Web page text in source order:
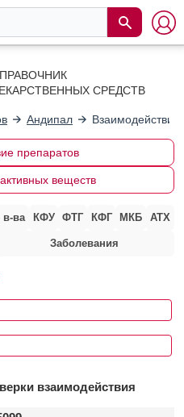
СРЕДСТВ
Андипал
препаратов
веществ
ва КФУ ФТГ КФГ МКБ АТХ
Заболевания
взаимодействия